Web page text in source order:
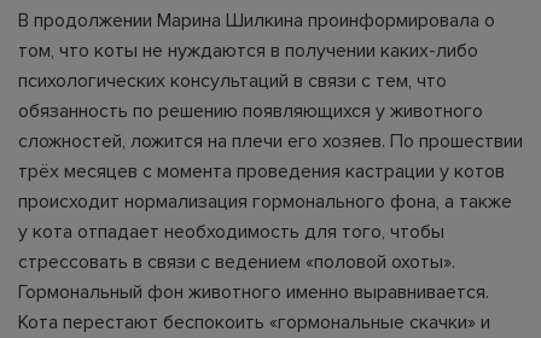
В продолжении Марина Шилкина проинформировала о
том, что коты не нуждаются в получении каких-либо
психологических консультаций в связи с тем, что
обязанность по решению появляющихся у животного
сложностей, ложится на плечи его хозяев. По прошествии
трёх месяцев с момента проведения кастрации у котов
происходит нормализация гормонального фона, а также
у кота отпадает необходимость для того, чтобы
стрессовать в связи с ведением «половой охоты».
Гормональный фон животного именно выравнивается.
Кота перестают беспокоить «гормональные скачки» и